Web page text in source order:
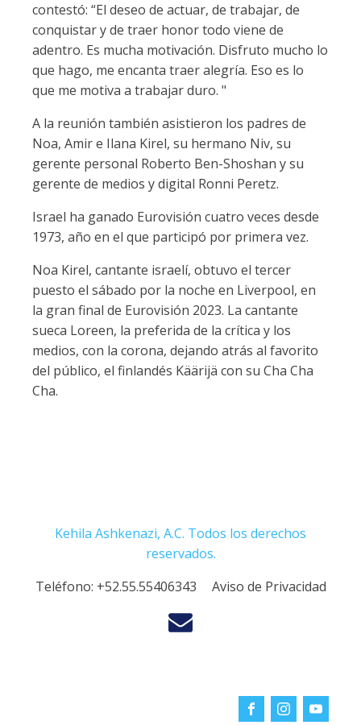
contestó: “El deseo de actuar, de trabajar, de
conquistar y de traer honor todo viene de
adentro. Es mucha motivación. Disfruto mucho lo
que hago, me encanta traer alegría. Eso es lo
que me motiva a trabajar duro. "
A la reunión también asistieron los padres de
Noa, Amir e Ilana Kirel, su hermano Niv, su
gerente personal Roberto Ben-Shoshan y su
gerente de medios y digital Ronni Peretz.
Israel ha ganado Eurovisión cuatro veces desde
1973, año en el que participó por primera vez.
Noa Kirel, cantante israelí, obtuvo el tercer
puesto el sábado por la noche en Liverpool, en
la gran final de Eurovisión 2023. La cantante
sueca Loreen, la preferida de la crítica y los
medios, con la corona, dejando atrás al favorito
del público, el finlandés Käärijä con su Cha Cha
Cha.
Kehila Ashkenazi, A.C. Todos los derechos
reservados.
Teléfono: +52.55.55406343 Aviso de Privacidad